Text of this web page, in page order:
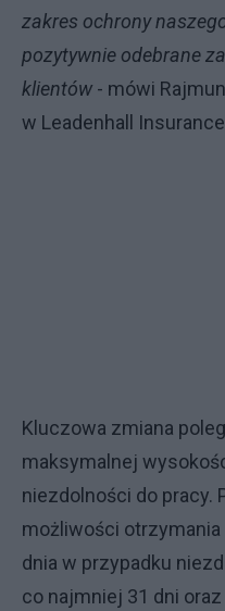
zakres ochrony
pozytywnie odebrane
klientów - mówi
w Leadenhall
Kluczowa zmiana
maksymalnej
niezdolności do pracy.
możliwości
dnia w przypadku
co najmniej 31 dni